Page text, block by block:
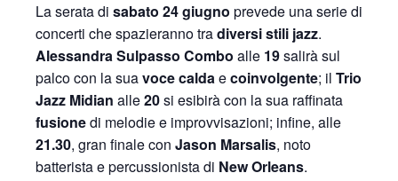
La serata di sabato 24 giugno prevede una serie di
concerti che spazieranno tradiversi stili jazz.
Alessandra Sulpasso Combo alle 19salirà sul
palco con la suavoce caldaecoinvolgente; il Trio
Jazz Midian alle20si esibirà con la sua raffinata
fusionedi melodie e improvvisazioni; infine, alle
21.30, gran finale con Jason Marsalis, noto
batterista e percussionista di New Orleans.